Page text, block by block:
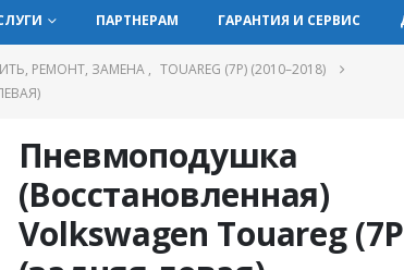
ПАРТНЕРАМ ГАРАНТИЯ И СЕРВИС
РЕМОНТ, ЗАМЕНА , TOUAREG (7P) (2010–2018)
Пневмоподушка
(Восстановленная)
Volkswagen Touareg